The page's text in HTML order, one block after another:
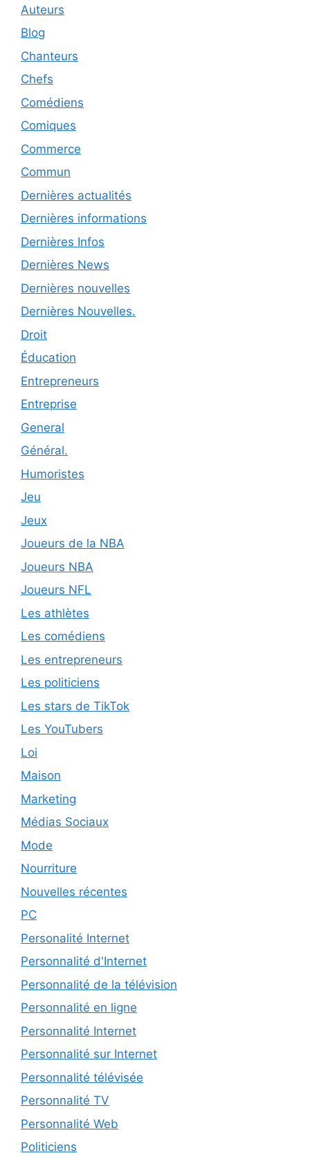
Auteurs
Blog
Chanteurs
Chefs
Comédiens
Comiques
Commerce
Commun
Dernières actualités
Dernières informations
Dernières Infos
Dernières News
Dernières nouvelles
Dernières Nouvelles.
Droit
Éducation
Entrepreneurs
Entreprise
General
Général.
Humoristes
Jeu
Jeux
Joueurs de la NBA
Joueurs NBA
Joueurs NFL
Les athlètes
Les comédiens
Les entrepreneurs
Les politiciens
Les stars de TikTok
Les YouTubers
Loi
Maison
Marketing
Médias Sociaux
Mode
Nourriture
Nouvelles récentes
PC
Personalité Internet
Personnalité d'Internet
Personnalité de la télévision
Personnalité en ligne
Personnalité Internet
Personnalité sur Internet
Personnalité télévisée
Personnalité TV
Personnalité Web
Politiciens